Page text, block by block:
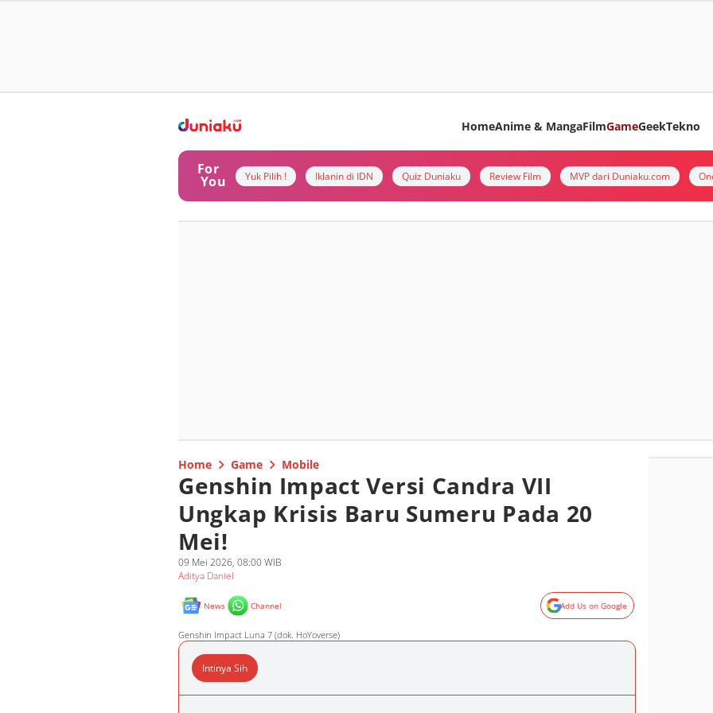
HomeAnime & MangaFilmGameGeekTekno
For
You Yuk Pilih ! Iklanin di IDN Quiz Duniaku Review Film MVP dari Duniaku.com
Home Game Mobile
Genshin Impact Versi Candra VII
Ungkap Krisis Baru Sumeru Pada 20
Mei!
09 Mei 2026, 08:00 WIB
Aditya Daniel
News Channel Add Us on Google
Genshin Impact Luna 7 (dok. HoYoverse)
Intinya Sih